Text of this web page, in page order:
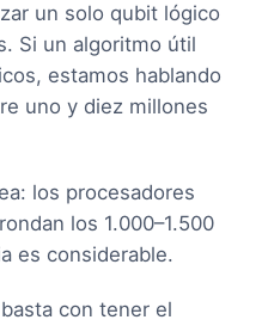
un solo qubit lógico
Si un algoritmo útil
estamos hablando
uno y diez millones
los procesadores
los 1.000–1.500
es considerable.
con tener el